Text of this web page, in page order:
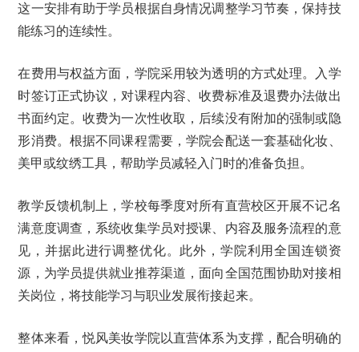
这一安排有助于学员根据自身情况调整学习节奏，保持技
能练习的连续性。
在费用与权益方面，学院采用较为透明的方式处理。入学
时签订正式协议，对课程内容、收费标准及退费办法做出
书面约定。收费为一次性收取，后续没有附加的强制或隐
形消费。根据不同课程需要，学院会配送一套基础化妆、
美甲或纹绣工具，帮助学员减轻入门时的准备负担。
教学反馈机制上，学校每季度对所有直营校区开展不记名
满意度调查，系统收集学员对授课、内容及服务流程的意
见，并据此进行调整优化。此外，学院利用全国连锁资
源，为学员提供就业推荐渠道，面向全国范围协助对接相
关岗位，将技能学习与职业发展衔接起来。
整体来看，悦风美妆学院以直营体系为支撑，配合明确的